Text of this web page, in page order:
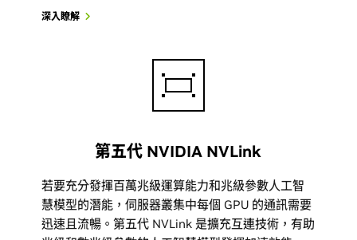
深入瞭解
第五代 NVIDIA NVLink
若要充分發揮百萬兆級運算能力和兆級參數人工智
慧模型的潛能，伺服器叢集中每個 GPU 的通訊需要
迅速且流暢。第五代 NVLink 是擴充互連技術，有助